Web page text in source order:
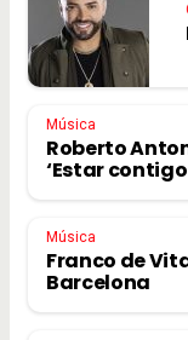
Música
Roberto
‘Estar
Música
Franco de
Barcelona